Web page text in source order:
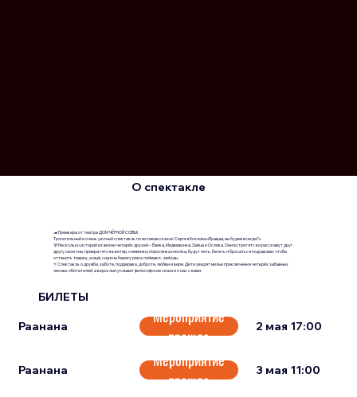
О спектакле
🦔 Премьера от театра ДОМ ЧЁРНОЙ СОВЫ!
Трогательный и очень уютный спектакль по мотивам сказок Сергея Козлова «Правда, мы будем всегда?»
🐻 Несколько историй из жизни четырёх друзей – Ёжика, Медвежонка, Зайца и Ослика. Они встретятся и расскажут друг
другу свои сны, превратятся в ветер, снежинки, поросёнка и волка, будут петь, бегать и бросаться подушками, чтобы
оттенить тишину, а ещё, сидя на берегу реки, поймают... звёзды.
⭐ Спектакль о дружбе, заботе, поддержке, доброте, любви и вере. Дети увидят милые приключения четырёх забавных
лесных обитателей, а взрослые услышат философские сказки о нас с вами.
БИЛЕТЫ
Раанана
Мероприятие
прошло
2 мая 17:00
Раанана
Мероприятие
прошло
3 мая 11:00